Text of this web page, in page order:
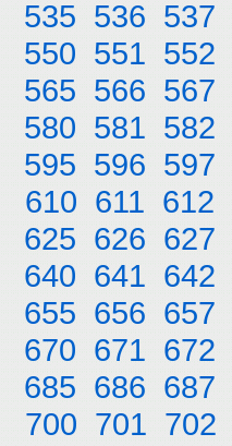
535 536 537
550 551 552
565 566 567
580 581 582
595 596 597
610 611 612
625 626 627
640 641 642
655 656 657
670 671 672
685 686 687
700 701 702